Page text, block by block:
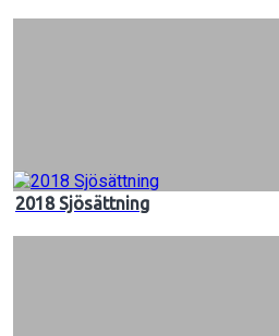
2018 Sjösättning